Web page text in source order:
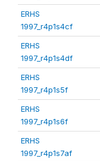
ERHS
1997_r4p1s4cf
ERHS
1997_r4p1s4df
ERHS
1997_r4p1s5f
ERHS
1997_r4p1s6f
ERHS
1997_r4p1s7af